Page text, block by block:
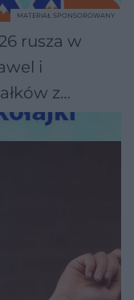
rusza w
i
z
MATERIAŁ SPONSOROWANY